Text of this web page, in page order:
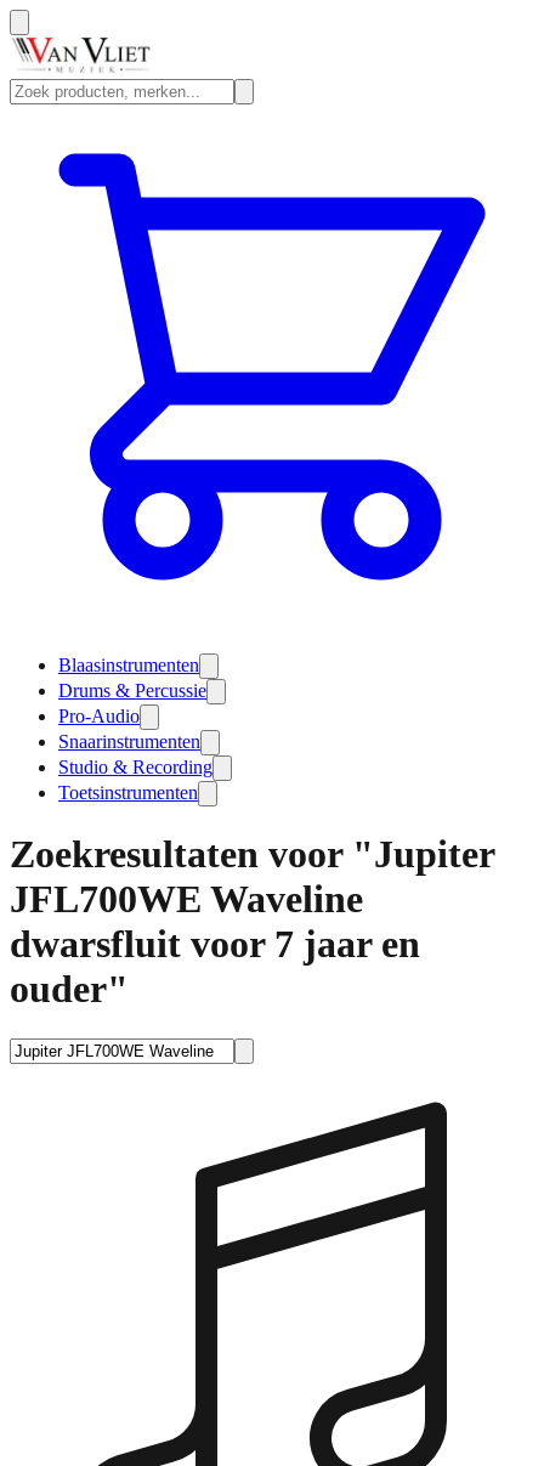
Blaasinstrumenten
Drums & Percussie
Pro-Audio
Snaarinstrumenten
Studio & Recording
Toetsinstrumenten
Zoekresultaten voor "Jupiter
JFL700WE Waveline
dwarsfluit voor 7 jaar en
ouder"